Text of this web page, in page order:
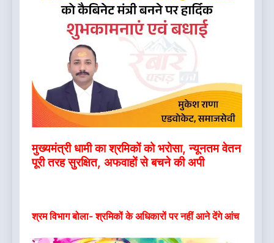
मुख्यमंत्री धामी का श्रमिकों को भरोसा, न्यूनतम वेतन
पूरी तरह सुरक्षित, अफवाहों से बचने की अपी
श्रम विभाग बोला- श्रमिकों के अधिकारों पर नहीं आने देंगे आंच